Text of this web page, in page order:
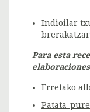
Indioilar
Para esta
Erretako
Patata-